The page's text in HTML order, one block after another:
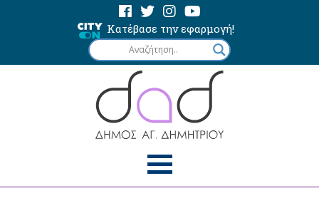
Κατέβασε την εφαρμογή!